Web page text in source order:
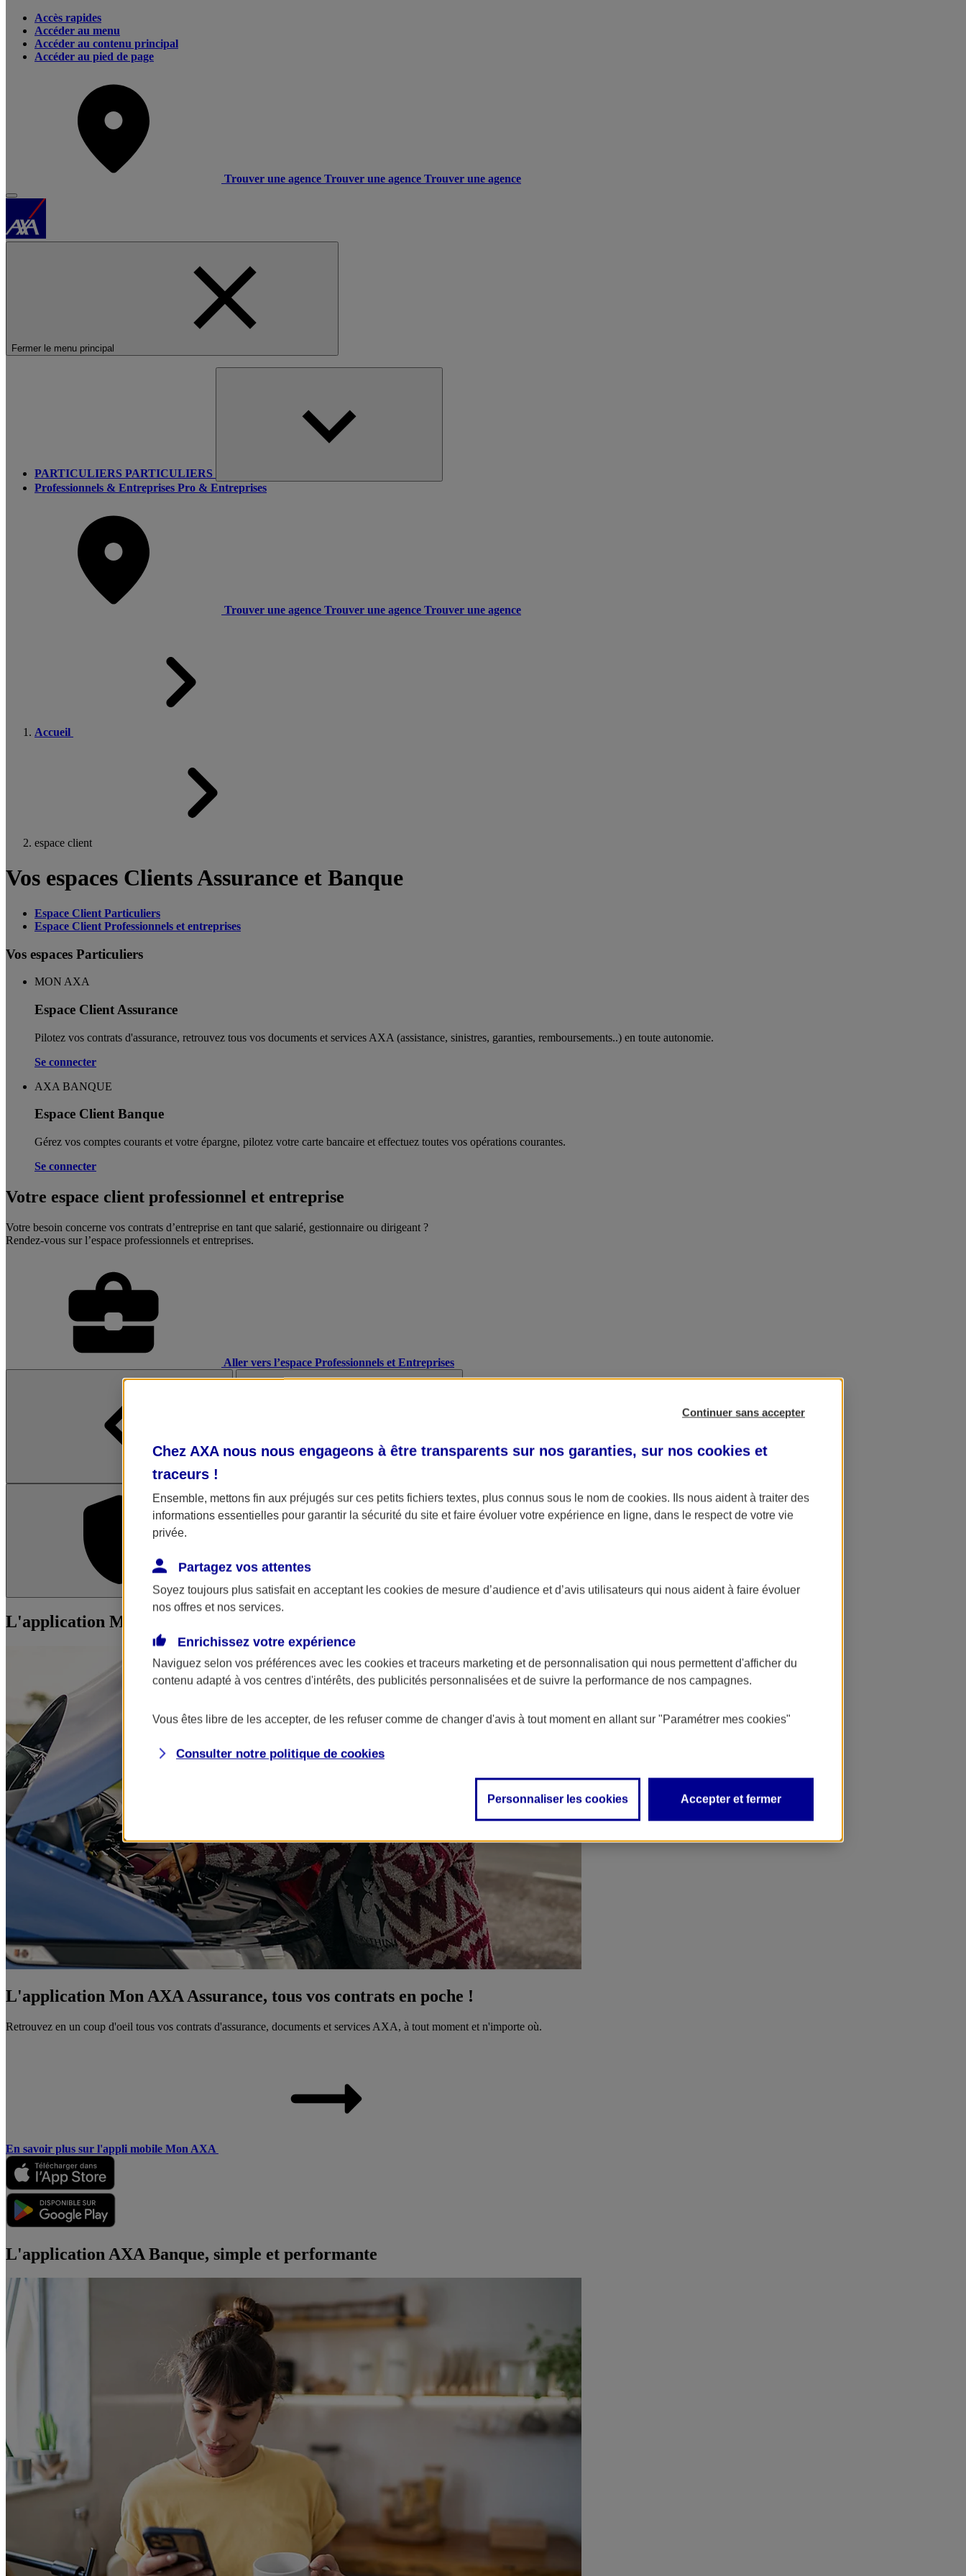
Accès rapides
Accéder au menu
Accéder au contenu principal
Accéder au pied de page
Trouver une agence Trouver une agence Trouver une agence
Fermer le menu principal
PARTICULIERS PARTICULIERS
Professionnels & Entreprises Pro & Entreprises
Trouver une agence Trouver une agence Trouver une agence
Accueil
espace client
Vos espaces Clients Assurance et Banque
Espace Client Particuliers
Espace Client Professionnels et entreprises
Vos espaces Particuliers
MON AXA
Espace Client Assurance
Pilotez vos contrats d'assurance, retrouvez tous vos documents et services AXA (assistance, sinistres, garanties, remboursements..) en toute autonomie. ​
Se connecter
AXA BANQUE
Espace Client Banque
Gérez vos comptes courants et votre épargne, pilotez votre carte bancaire et effectuez toutes vos opérations courantes.
Se connecter
Votre espace client professionnel et entreprise
Votre besoin concerne vos contrats d’entreprise en tant que salarié, gestionnaire ou dirigeant ?
Rendez-vous sur l’espace professionnels et entreprises.
Aller vers l’espace Professionnels et Entreprises
L'application Mon AXA Assurance L'application AXA Banque
L'application Mon AXA Assurance, tous vos contrats en poche !
L'application Mon AXA Assurance, tous vos contrats en poche !
Retrouvez en un coup d'oeil tous vos contrats d'assurance, documents et services AXA, à tout moment et n'importe où.
En savoir plus sur l'appli mobile Mon AXA
L'application AXA Banque, simple et performante
Continuer sans accepter
Chez AXA nous nous engageons à être transparents sur nos garanties, sur nos cookies et
traceurs !
Ensemble, mettons fin aux préjugés sur ces petits fichiers textes, plus connus sous le nom de cookies. Ils nous aident à traiter des
informations essentielles pour garantir la sécurité du site et faire évoluer votre expérience en ligne, dans le respect de votre vie
privée.
Partagez vos attentes
Soyez toujours plus satisfait en acceptant les cookies de mesure d’audience et d’avis utilisateurs qui nous aident à faire évoluer
nos offres et nos services.
Enrichissez votre expérience
Naviguez selon vos préférences avec les cookies et traceurs marketing et de personnalisation qui nous permettent d'afficher du
contenu adapté à vos centres d'intérêts, des publicités personnalisées et de suivre la performance de nos campagnes.
Vous êtes libre de les accepter, de les refuser comme de changer d'avis à tout moment en allant sur "Paramétrer mes cookies"
Consulter notre politique de cookies
Personnaliser les cookies Accepter et fermer